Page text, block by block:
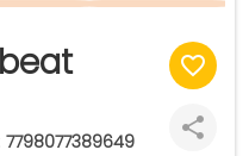
7798077389649